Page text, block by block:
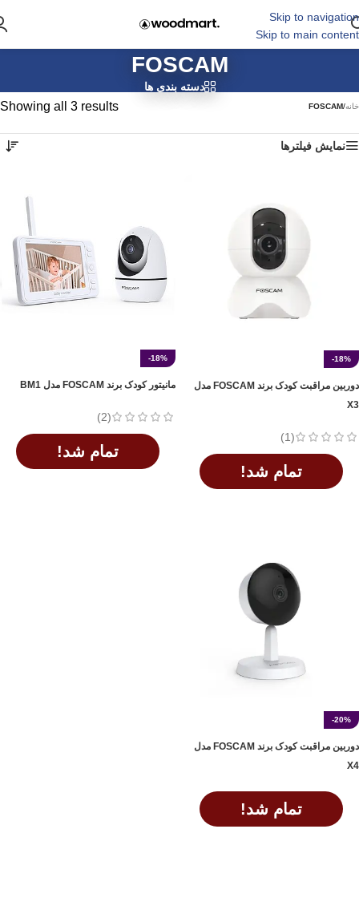
Skip to navigation
Skip to main content
FOSCAM
دسته بندی ها
خانه/
FOSCAM
Showing all 3 results
نمایش فیلترها
-18%
دوربین مراقبت کودک برند FOSCAM مدل
X3
(1)
تمام شد!
-18%
مانیتور کودک برند FOSCAM مدل BM1
(2)
تمام شد!
-20%
دوربین مراقبت کودک برند FOSCAM مدل
X4
تمام شد!